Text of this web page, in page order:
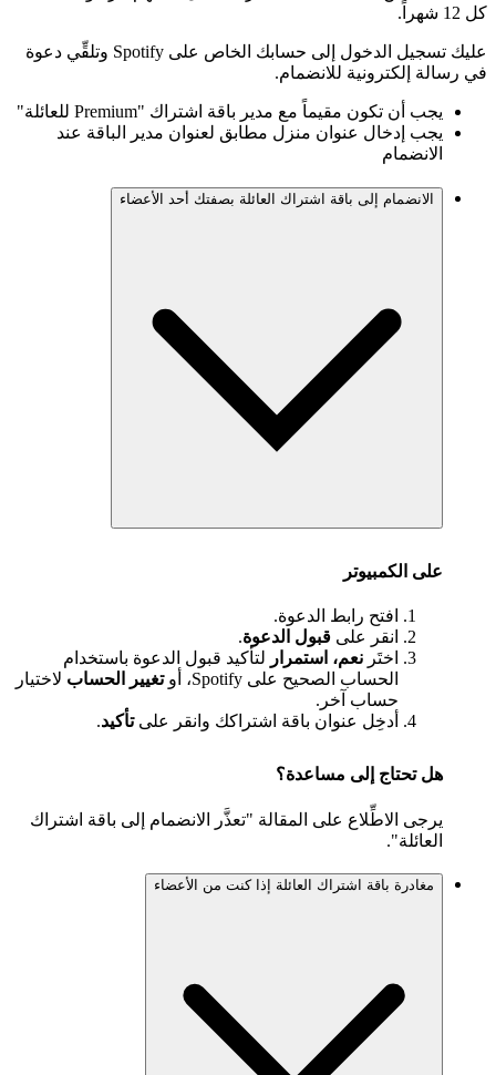
كل 12 شهراً.
عليك تسجيل الدخول إلى حسابك الخاص على Spotify وتلقِّي دعوة
في رسالة إلكترونية للانضمام.
يجب أن تكون مقيماً مع مدير باقة اشتراك "Premium للعائلة"
يجب إدخال عنوان منزل مطابق لعنوان مدير الباقة عند
الانضمام
الانضمام إلى باقة اشتراك العائلة بصفتك أحد الأعضاء
على الكمبيوتر
افتح رابط الدعوة.
انقر على قبول الدعوة.
اختَر نعم، استمرار لتأكيد قبول الدعوة باستخدام
الحساب الصحيح على Spotify، أو
تغيير الحساب لاختيار
حساب آخر.
أدخِل عنوان باقة اشتراكك وانقر علىتأكيد.
هل تحتاج إلى مساعدة؟
يرجى الاطِّلاع على المقالة "تعذَّر الانضمام إلى باقة اشتراك
العائلة".
مغادرة باقة اشتراك العائلة إذا كنت من الأعضاء